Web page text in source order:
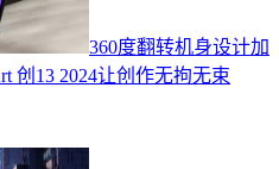
360度翻转机身设计加
创13 2024让创作无拘无束